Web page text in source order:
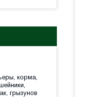
корма,
грызунов